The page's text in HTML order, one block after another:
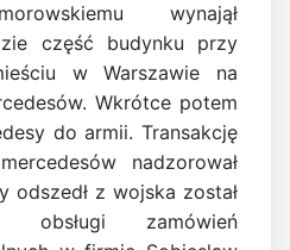
wynajął
część budynku przy
w Warszawie na
Wkrótce potem
do armii. Transakcję
nadzorował
odszedł z wojska został
obsługi zamówień